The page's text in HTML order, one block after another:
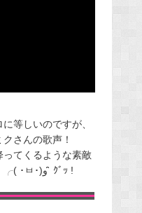
等しいのですが、
さんの歌声！
てくるような素敵
なサウンドもおすすめです！╭( ･ㅂ･)و ̑̑ ｸﾞｯ !